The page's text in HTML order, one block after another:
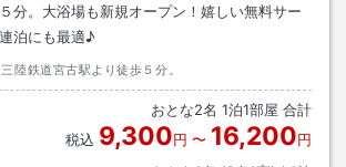
分。大浴場も新規オープン！嬉しい無料サー
泊にも最適♪
三陸鉄道宮古駅より徒歩５分。
おとな2名 1泊1部屋 合計
税込 9,300円 〜 16,200円